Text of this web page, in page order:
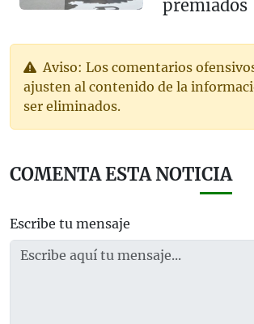
premiados
Aviso: Los comentarios
ajusten al contenido de la
ser eliminados.
COMENTA ESTA NOTICIA
Escribe tu mensaje